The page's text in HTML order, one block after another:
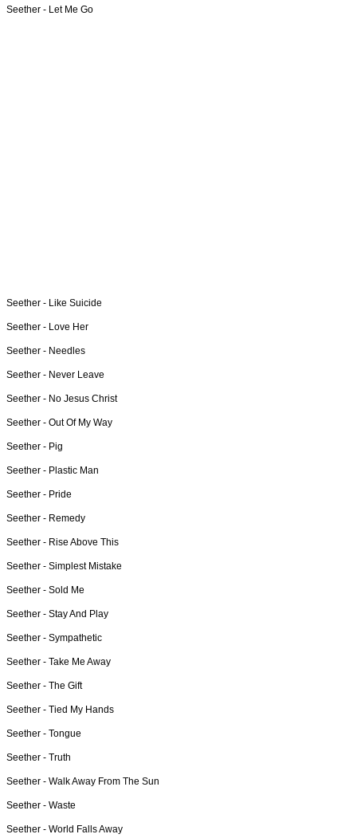
Seether - Let Me Go
Seether - Like Suicide
Seether - Love Her
Seether - Needles
Seether - Never Leave
Seether - No Jesus Christ
Seether - Out Of My Way
Seether - Pig
Seether - Plastic Man
Seether - Pride
Seether - Remedy
Seether - Rise Above This
Seether - Simplest Mistake
Seether - Sold Me
Seether - Stay And Play
Seether - Sympathetic
Seether - Take Me Away
Seether - The Gift
Seether - Tied My Hands
Seether - Tongue
Seether - Truth
Seether - Walk Away From The Sun
Seether - Waste
Seether - World Falls Away